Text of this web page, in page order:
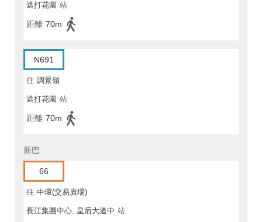
遮打花園 站
距離 70m
N691
往 調景嶺
遮打花園 站
距離 70m
新巴
66
往 中環(交易廣場)
長江集團中心, 皇后大道中 站